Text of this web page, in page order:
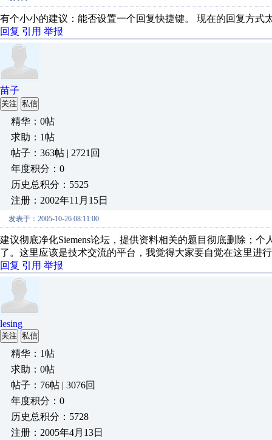
有个小小的建议：能否设置一个回复快捷键。 现在的回复方式
回复 引用 举报
苗子
关注 私信
精华：0帖
求助：1帖
帖子：363帖 | 2721回
年度积分：0
历史总积分：5525
注册：2002年11月15日
发表于：2005-10-26 08:11:00
建议彻底净化Siemens论坛，提供资料相关的题目彻底删除；
了。这里应该是技术交流的平台，我觉得大家要自觉在这里进
回复 引用 举报
lesing
关注 私信
精华：1帖
求助：0帖
帖子：76帖 | 3076回
年度积分：0
历史总积分：5728
注册：2005年4月13日